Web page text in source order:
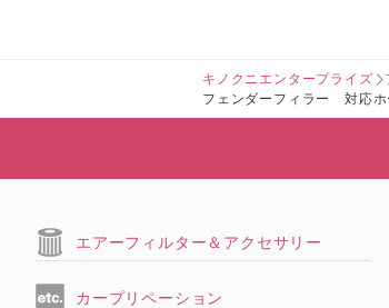
キノクニエンタープライズ
フェンダーフィラー 対応
エアーフィルター＆アクセサリー
カープリペーション